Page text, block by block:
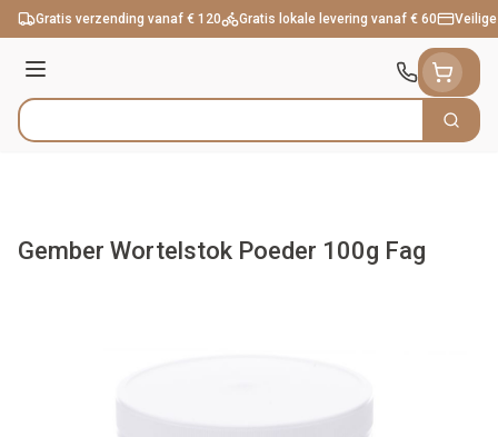
Ga naar de inhoud
Gratis verzending vanaf € 120 Gratis lokale levering vanaf € 60
Menu
Product, merk, categorie... Zoek
Gember Wortelstok Poeder 100g Fag